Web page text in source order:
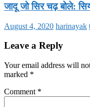
जादू जो सिर चढ़ बोले:
August 4, 2020 harinayak
Leave a Reply
Your email address will
marked *
Comment *